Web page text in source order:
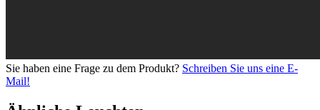
Sie haben eine Frage zu dem Produkt? Schreiben Sie uns eine E-
Mail!